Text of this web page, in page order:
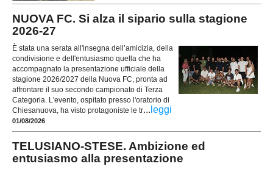
NUOVA FC. Si alza il sipario sulla stagione
2026-27
È stata una serata all'insegna dell’amicizia, della
condivisione e dell'entusiasmo quella che ha
accompagnato la presentazione ufficiale della
stagione 2026/2027 della Nuova FC, pronta ad
affrontare il suo secondo campionato di Terza
Categoria. L'evento, ospitato presso l'oratorio di
Chiesanuova, ha visto protagoniste le tr... leggi
01/08/2026
TELUSIANO-STESE. Ambizione ed
entusiasmo alla presentazione